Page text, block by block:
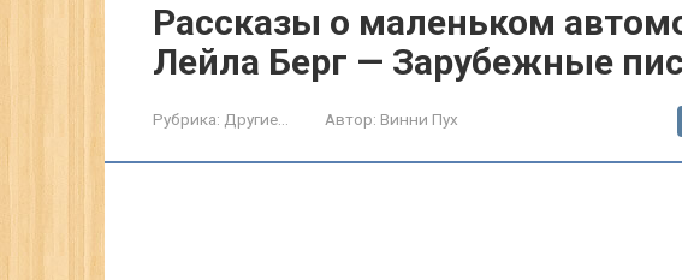
Рассказы о маленьком
Лейла Берг — Зарубежные
Рубрика: Другие... Автор: Винни Пух